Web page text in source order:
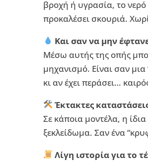
βροχή ή υγρασία, το νερό
προκαλέσει σκουριά.
Και σαν να μην
Μέσω αυτής της οπής
μηχανισμό. Είναι σαν
κι αν έχει περάσει…
Έκτακτες
Σε κάποια μοντέλα, η
ξεκλείδωμα. Σαν ένα
Λίγη ιστορία για το